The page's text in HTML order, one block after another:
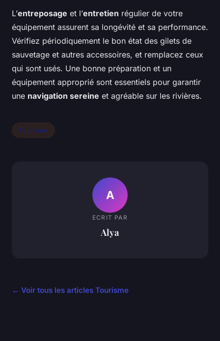
L’entreposage et l’entretien régulier de votre
équipement assurent sa longévité et sa performance.
Vérifiez périodiquement le bon état des gilets de
sauvetage et autres accessoires, et remplacez ceux
qui sont usés. Une bonne préparation et un
équipement approprié sont essentiels pour garantir
une navigation sereine et agréable sur les rivières.
Tourisme
A
ECRIT PAR
Alya
← Voir tous les articles Tourisme